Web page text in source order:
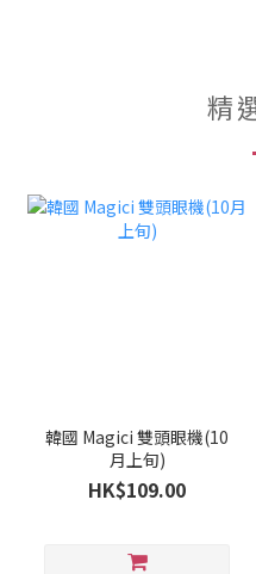
精
韓國 Magici 雙頭眼機(10
月上旬)
HK$109.00